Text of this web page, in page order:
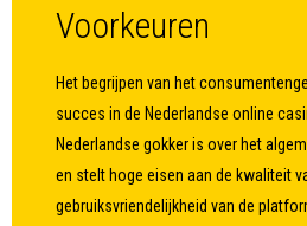
Voorkeuren
Het begrijpen van het
succes in de Nederlandse online
Nederlandse gokker is over het
en stelt hoge eisen aan de kwaliteit
gebruiksvriendelijkheid van de